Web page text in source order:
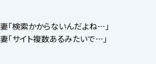
妻「検索かからないんだよね…」
妻「サイト複数あるみたいで…」